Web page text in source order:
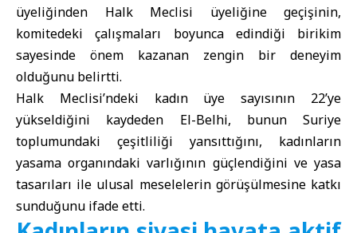
üyeliğinden Halk Meclisi üyeliğine geçişinin,
komitedeki çalışmaları boyunca edindiği birikim
sayesinde önem kazanan zengin bir deneyim
olduğunu belirtti.
Halk Meclisi’ndeki kadın üye sayısının 22’ye
yükseldiğini kaydeden El-Belhi, bunun Suriye
toplumundaki çeşitliliği yansıttığını, kadınların
yasama organındaki varlığının güçlendiğini ve yasa
tasarıları ile ulusal meselelerin görüşülmesine katkı
sunduğunu ifade etti.